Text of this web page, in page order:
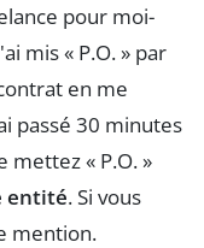
pour moi-
mis « P.O. » par
en me
passé 30 minutes
mettez « P.O. »
entité. Si vous
mention.